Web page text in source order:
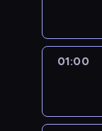
01:00